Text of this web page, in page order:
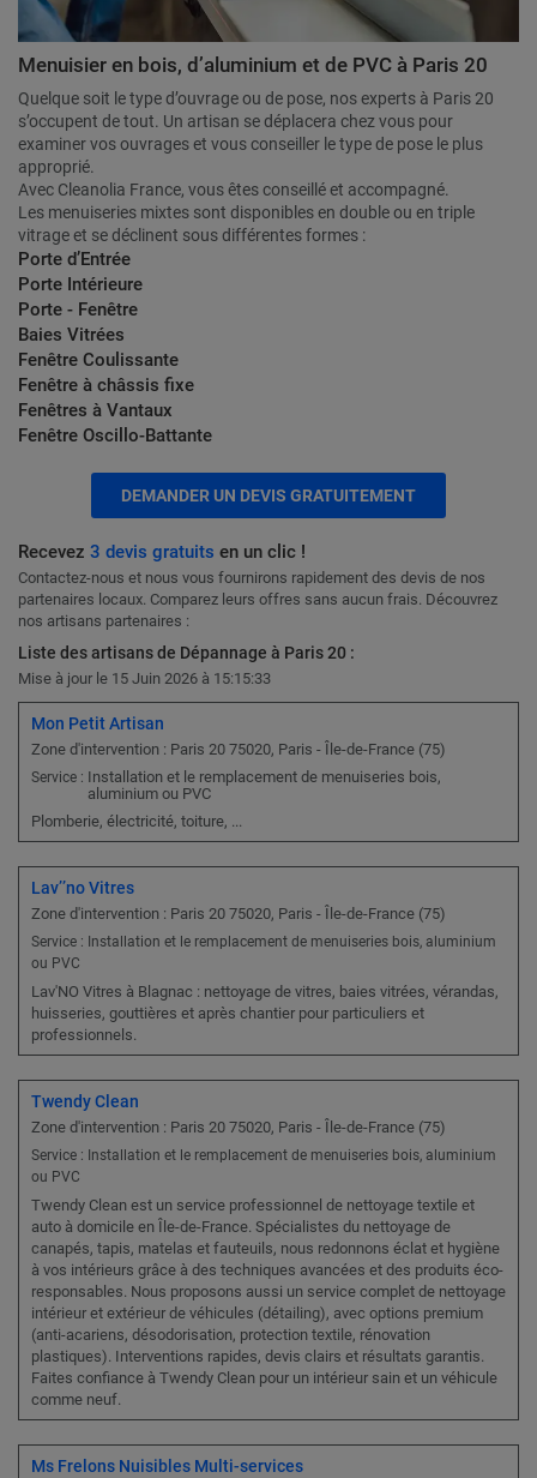
Menuisier en bois, d’aluminium et de PVC à Paris 20
Quelque soit le type d’ouvrage ou de pose, nos experts à Paris 20
s’occupent de tout. Un artisan se déplacera chez vous pour
examiner vos ouvrages et vous conseiller le type de pose le plus
approprié.
Avec Cleanolia France, vous êtes conseillé et accompagné.
Les menuiseries mixtes sont disponibles en double ou en triple
vitrage et se déclinent sous différentes formes :
Porte d’Entrée
Porte Intérieure
Porte - Fenêtre
Baies Vitrées
Fenêtre Coulissante
Fenêtre à châssis fixe
Fenêtres à Vantaux
Fenêtre Oscillo-Battante
DEMANDER UN DEVIS GRATUITEMENT
Recevez 3 devis gratuits en un clic !
Contactez-nous et nous vous fournirons rapidement des devis de nos
partenaires locaux. Comparez leurs offres sans aucun frais. Découvrez
nos artisans partenaires :
Liste des artisans de Dépannage à Paris 20 :
Mise à jour le 15 Juin 2026 à 15:15:33
Mon Petit Artisan
Zone d'intervention : Paris 20 75020, Paris - Île-de-France (75)
Service : Installation et le remplacement de menuiseries bois,
aluminium ou PVC
Plomberie, électricité, toiture, ...
Lav’’no Vitres
Zone d'intervention : Paris 20 75020, Paris - Île-de-France (75)
Service : Installation et le remplacement de menuiseries bois, aluminium
ou PVC
Lav'NO Vitres à Blagnac : nettoyage de vitres, baies vitrées, vérandas,
huisseries, gouttières et après chantier pour particuliers et
professionnels.
Twendy Clean
Zone d'intervention : Paris 20 75020, Paris - Île-de-France (75)
Service : Installation et le remplacement de menuiseries bois, aluminium
ou PVC
Twendy Clean est un service professionnel de nettoyage textile et
auto à domicile en Île-de-France. Spécialistes du nettoyage de
canapés, tapis, matelas et fauteuils, nous redonnons éclat et hygiène
à vos intérieurs grâce à des techniques avancées et des produits éco-
responsables. Nous proposons aussi un service complet de nettoyage
intérieur et extérieur de véhicules (détailing), avec options premium
(anti-acariens, désodorisation, protection textile, rénovation
plastiques). Interventions rapides, devis clairs et résultats garantis.
Faites confiance à Twendy Clean pour un intérieur sain et un véhicule
comme neuf.
Ms Frelons Nuisibles Multi-services